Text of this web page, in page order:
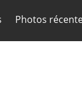
Photos